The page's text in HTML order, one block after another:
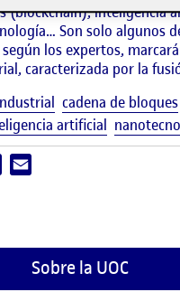
(blockchain), inteligencia
Son solo algunos
los expertos,
caracterizada por la
cadena de bloques
artificial
LinkedIn
Sobre la UOC